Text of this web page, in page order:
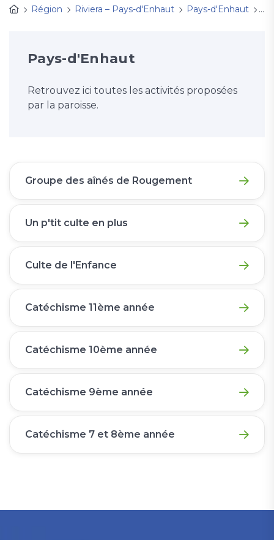
Région
Riviera – Pays-d'Enhaut Pays-d'Enhaut
Pays-d'Enhaut
Retrouvez ici toutes les activités proposées
par la paroisse.
Groupe des aînés de Rougement
Un p'tit culte en plus
Culte de l'Enfance
Catéchisme 11ème année
Catéchisme 10ème année
Catéchisme 9ème année
Catéchisme 7 et 8ème année